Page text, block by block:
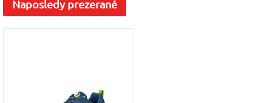
S1P
Naposledyprezerané